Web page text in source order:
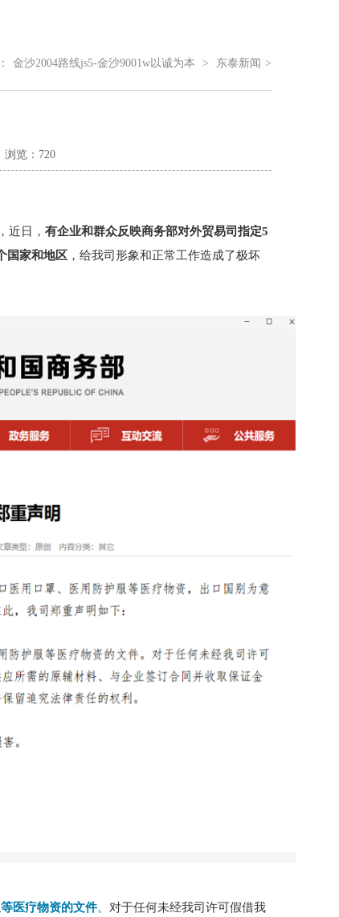
金沙2004路线js5-金沙9001w以诚为本 > 东泰新闻 >
浏览：720
近日， 有企业和群众反映商务部对外贸易司指定5
国家和地区 ，给我司形象和正常工作造成了极坏
医疗物资的文件。 对于任何未经我司许可假借我